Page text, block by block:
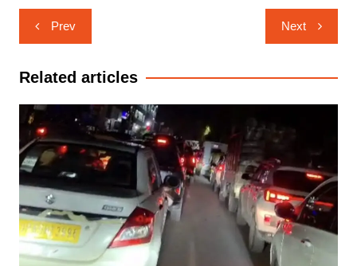
Post
navigation
Prev Next
Related articles